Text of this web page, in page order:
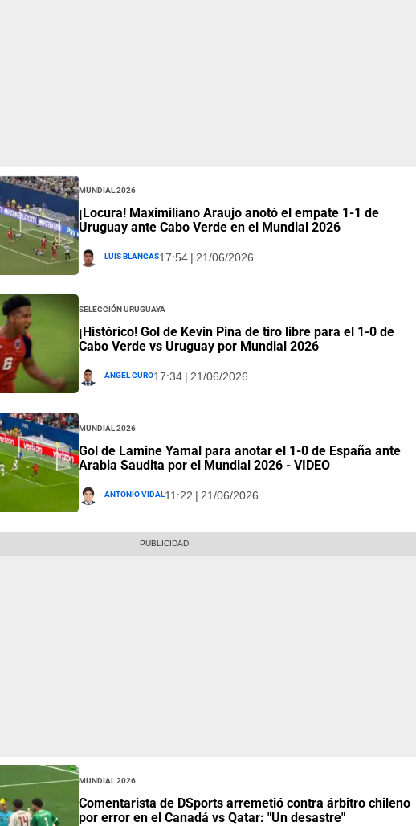
Mundial 2026
¡Locura! Maximiliano Araujo anotó el empate 1-1 de
Uruguay ante Cabo Verde en el Mundial 2026
Luis Blancas17:54 | 21/06/2026
Selección Uruguaya
¡Histórico! Gol de Kevin Pina de tiro libre para el 1-0 de
Cabo Verde vs Uruguay por Mundial 2026
Angel Curo17:34 | 21/06/2026
Mundial 2026
Gol de Lamine Yamal para anotar el 1-0 de España ante
Arabia Saudita por el Mundial 2026 - VIDEO
Antonio Vidal11:22 | 21/06/2026
Mundial 2026
Comentarista de DSports arremetió contra árbitro chileno
por error en el Canadá vs Qatar: "Un desastre"